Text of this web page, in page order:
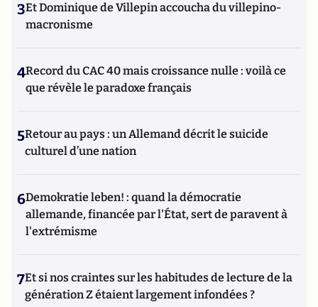
3Et Dominique de Villepin accoucha du villepino-
macronisme
4Record du CAC 40 mais croissance nulle : voilà ce
que révèle le paradoxe français
5Retour au pays : un Allemand décrit le suicide
culturel d’une nation
6Demokratie leben! : quand la démocratie
allemande, financée par l'État, sert de paravent à
l'extrémisme
7Et si nos craintes sur les habitudes de lecture de la
génération Z étaient largement infondées ?